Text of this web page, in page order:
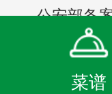
公安部备
菜谱